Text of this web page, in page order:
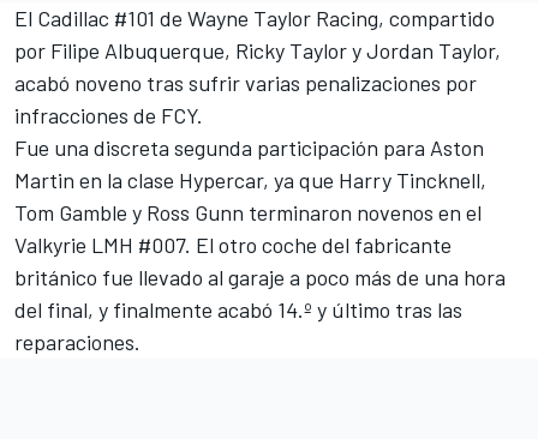
El Cadillac #101 de Wayne Taylor Racing, compartido
por Filipe Albuquerque, Ricky Taylor y Jordan Taylor,
acabó noveno tras sufrir varias penalizaciones por
infracciones de FCY.
Fue una discreta segunda participación para Aston
Martin en la clase Hypercar, ya que Harry Tincknell,
Tom Gamble y Ross Gunn terminaron novenos en el
Valkyrie LMH #007. El otro coche del fabricante
británico fue llevado al garaje a poco más de una hora
del final, y finalmente acabó 14.º y último tras las
reparaciones.